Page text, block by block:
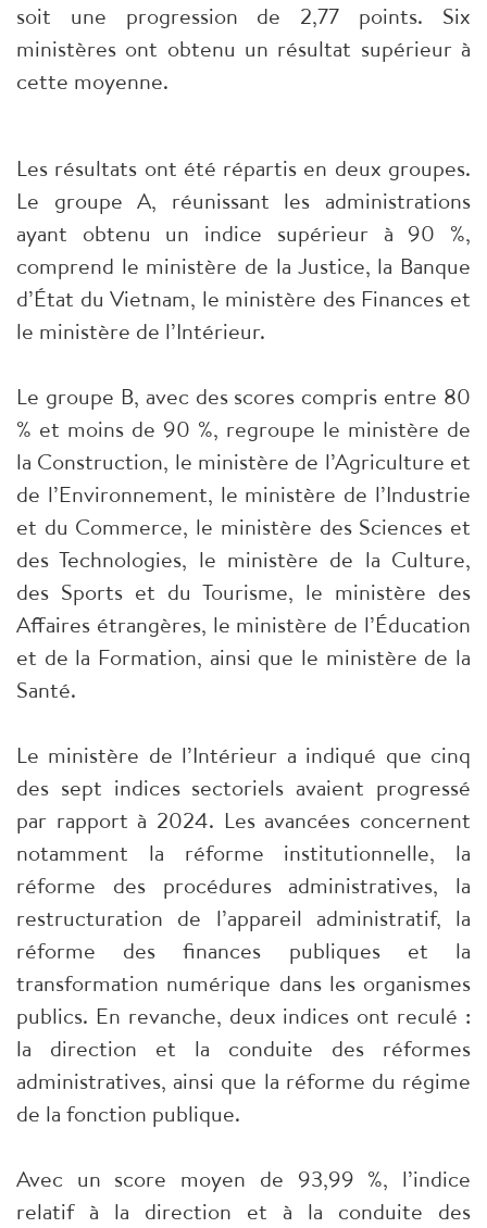
soit une progression de 2,77 points. Six
ministères ont obtenu un résultat supérieur à
cette moyenne.
Les résultats ont été répartis en deux groupes.
Le groupe A, réunissant les administrations
ayant obtenu un indice supérieur à 90 %,
comprend le ministère de la Justice, la Banque
d’État du Vietnam, le ministère des Finances et
le ministère de l’Intérieur.
Le groupe B, avec des scores compris entre 80
% et moins de 90 %, regroupe le ministère de
la Construction, le ministère de l’Agriculture et
de l’Environnement, le ministère de l’Industrie
et du Commerce, le ministère des Sciences et
des Technologies, le ministère de la Culture,
des Sports et du Tourisme, le ministère des
Affaires étrangères, le ministère de l’Éducation
et de la Formation, ainsi que le ministère de la
Santé.
Le ministère de l’Intérieur a indiqué que cinq
des sept indices sectoriels avaient progressé
par rapport à 2024. Les avancées concernent
notamment la réforme institutionnelle, la
réforme des procédures administratives, la
restructuration de l’appareil administratif, la
réforme des finances publiques et la
transformation numérique dans les organismes
publics. En revanche, deux indices ont reculé :
la direction et la conduite des réformes
administratives, ainsi que la réforme du régime
de la fonction publique.
Avec un score moyen de 93,99 %, l’indice
relatif à la direction et à la conduite des